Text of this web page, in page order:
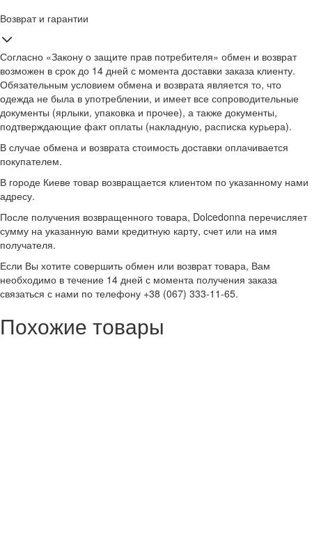
Возврат и гарантии
Согласно «Закону о защите прав потребителя» обмен и возврат
возможен в срок до 14 дней с момента доставки заказа клиенту.
Обязательным условием обмена и возврата является то, что
одежда не была в употреблении, и имеет все сопроводительные
документы (ярлыки, упаковка и прочее), а также документы,
подтверждающие факт оплаты (накладную, расписка курьера).
В случае обмена и возврата стоимость доставки оплачивается
покупателем.
В городе Киеве товар возвращается клиентом по указанному нами
адресу.
После получения возвращенного товара, Dolcedonna перечисляет
сумму на указанную вами кредитную карту, счет или на имя
получателя.
Если Вы хотите совершить обмен или возврат товара, Вам
необходимо в течение 14 дней с момента получения заказа
связаться с нами по телефону +38 (067) 333-11-65.
Похожие товары